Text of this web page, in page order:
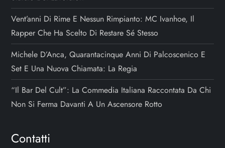
Vent’anni Di Rime E Nessun Rimpianto: MC Ivanhoe, Il
Rapper Che Ha Scelto Di Restare Sé Stesso
Michele D’Anca, Quarantacinque Anni Di Palcoscenico E
Set E Una Nuova Chiamata: La Regia
“Il Bar Del Cult”: La Commedia Italiana Raccontata Da Chi
Non Si Ferma Davanti A Un Ascensore Rotto
Contatti